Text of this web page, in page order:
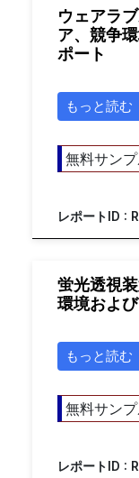
ウェアラ
ア、競争
ポート
もっと読む
無料サン
レポートID :
蛍光透視
環境およ
もっと読む
無料サン
レポートID :